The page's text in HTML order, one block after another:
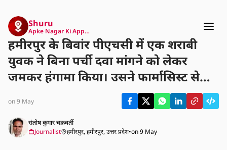
Shuru
Apke Nagar Ki App…
हमीरपुर के बिवांर पीएचसी में एक शराबी
युवक ने बिना पर्ची दवा मांगने को लेकर
जमकर हंगामा किया। उसने फार्मासिस्ट से
अभद्रता की और ओपीडी रजिस्टर को
नुकसान पहुँचाने का प्रयास किया, जिससे कई
मरीज बिना इलाज लौटे। फार्मासिस्ट की
तहरीर पर पुलिस ने युवक के खिलाफ मामला
on 9 May
संतोष कुमार चक्रवर्ती
Journalist
हमीरपुर, हमीरपुर, उत्तर प्रदेश•on 9 May